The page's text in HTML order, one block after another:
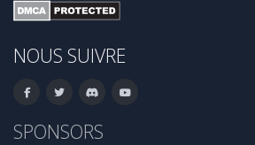
NOUS SUIVRE
SPONSORS